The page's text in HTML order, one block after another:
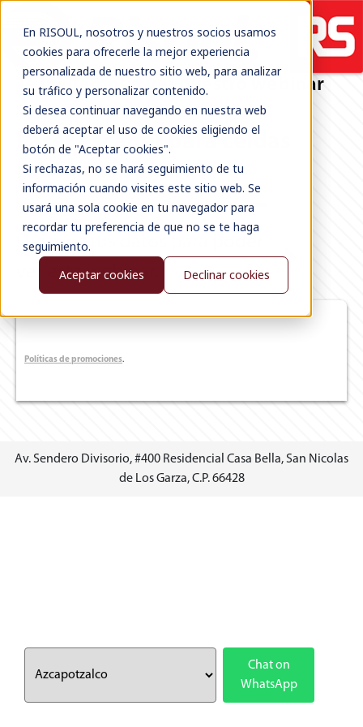
En RISOUL, nosotros y nuestros socios usamos
cookies para ofrecerle la mejor experiencia
personalizada de nuestro sitio web, para analizar
su tráfico y personalizar contenido.
Si desea continuar navegando en nuestra web
deberá aceptar el uso de cookies eligiendo el
botón de "Aceptar cookies".
Si rechazas, no se hará seguimiento de tu
información cuando visites este sitio web. Se
usará una sola cookie en tu navegador para
recordar tu preferencia de que no se te haga
seguimiento.
Aceptar cookies
Declinar cookies
Te invitamos a ver nuestro webinar
de
Láser escáner para celdas
robóticas seguras
Déjanos tus datos para poder
ver este webinar.
Políticas de promociones.
Av. Sendero Divisorio, #400 Residencial Casa Bella, San Nicolas
de Los Garza, C.P. 66428
Chat on
WhatsApp